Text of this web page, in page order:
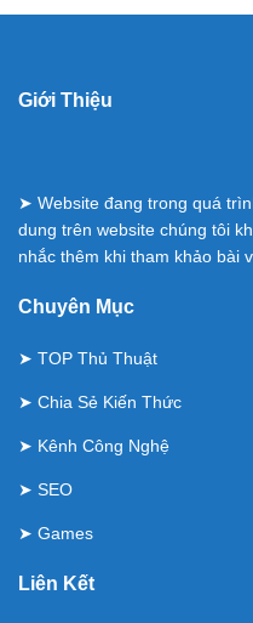
Giới Thiệu
➤ Website đang trong quá
dung trên website chúng tôi
nhắc thêm khi tham khảo bài
Chuyên Mục
➤ TOP Thủ Thuật
➤ Chia Sẻ Kiến Thức
➤ Kênh Công Nghệ
➤ SEO
➤ Games
Liên Kết